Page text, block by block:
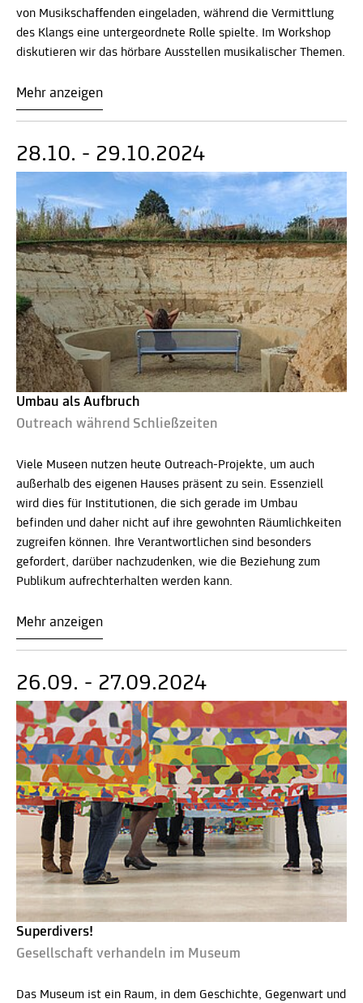
von Musikschaffenden eingeladen, während die Vermittlung
des Klangs eine untergeordnete Rolle spielte. Im Workshop
diskutieren wir das hörbare Ausstellen musikalischer Themen.
Mehr anzeigen
28.10. - 29.10.2024
Umbau als Aufbruch
Outreach während Schließzeiten
Viele Museen nutzen heute Outreach-Projekte, um auch
außerhalb des eigenen Hauses präsent zu sein. Essenziell
wird dies für Institutionen, die sich gerade im Umbau
befinden und daher nicht auf ihre gewohnten Räumlichkeiten
zugreifen können. Ihre Verantwortlichen sind besonders
gefordert, darüber nachzudenken, wie die Beziehung zum
Publikum aufrechterhalten werden kann.
Mehr anzeigen
26.09. - 27.09.2024
Superdivers!
Gesellschaft verhandeln im Museum
Das Museum ist ein Raum, in dem Geschichte, Gegenwart und